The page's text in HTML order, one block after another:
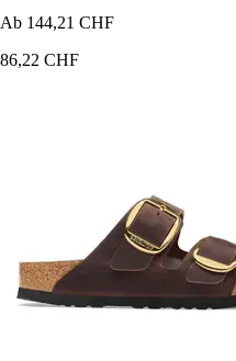
Ab 144,21 CHF
86,22 CHF